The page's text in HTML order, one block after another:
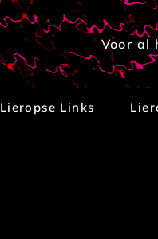
Voor al
Lieropse Links